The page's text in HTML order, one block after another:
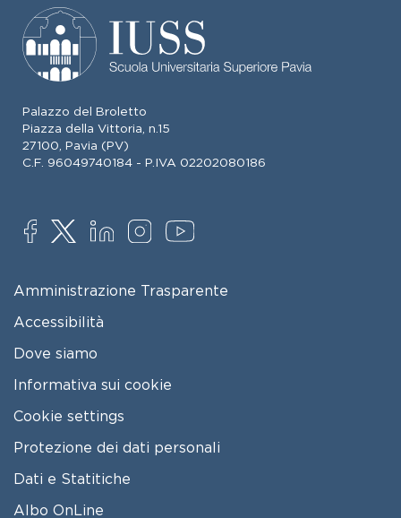
Palazzo del Broletto
Piazza della Vittoria, n.15
27100, Pavia (PV)
C.F. 96049740184 - P.IVA 02202080186
SOCIAL
FOOTER MENU
Amministrazione Trasparente
Accessibilità
Dove siamo
Informativa sui cookie
Cookie settings
Protezione dei dati personali
Dati e Statitiche
FOOTER 2
Albo OnLine